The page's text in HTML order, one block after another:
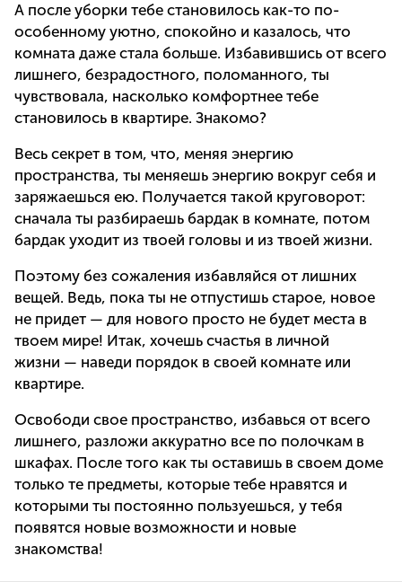
А после уборки тебе становилось как-то по-
особенному уютно, спокойно и казалось, что
комната даже стала больше. Избавившись от всего
лишнего, безрадостного, поломанного, ты
чувствовала, насколько комфортнее тебе
становилось в квартире. Знакомо?
Весь секрет в том, что, меняя энергию
пространства, ты меняешь энергию вокруг себя и
заряжаешься ею. Получается такой круговорот:
сначала ты разбираешь бардак в комнате, потом
бардак уходит из твоей головы и из твоей жизни.
Поэтому без сожаления избавляйся от лишних
вещей. Ведь, пока ты не отпустишь старое, новое
не придет — для нового просто не будет места в
твоем мире! Итак, хочешь счастья в личной
жизни — наведи порядок в своей комнате или
квартире.
Освободи свое пространство, избавься от всего
лишнего, разложи аккуратно все по полочкам в
шкафах. После того как ты оставишь в своем доме
только те предметы, которые тебе нравятся и
которыми ты постоянно пользуешься, у тебя
появятся новые возможности и новые
знакомства!